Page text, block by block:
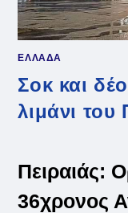
ΕΛΛΑΔΑ
Σοκ και
λιμάνι του
Πειραιάς:
36χρονος